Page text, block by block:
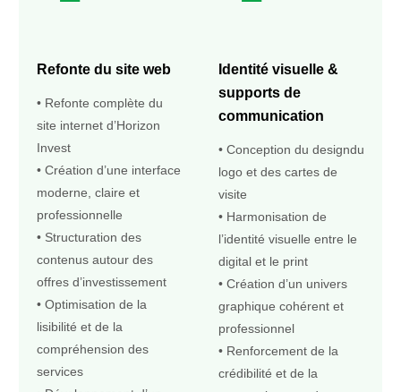
Refonte du site web
• Refonte complète du
site internet d’Horizon
Invest
• Création d’une interface
moderne, claire et
professionnelle
• Structuration des
contenus autour des
offres d’investissement
• Optimisation de la
lisibilité et de la
compréhension des
services
Identité visuelle &
supports de
communication
• Conception du designdu
logo et des cartes de
visite
• Harmonisation de
l’identité visuelle entre le
digital et le print
• Création d’un univers
graphique cohérent et
professionnel
• Renforcement de la
crédibilité et de la